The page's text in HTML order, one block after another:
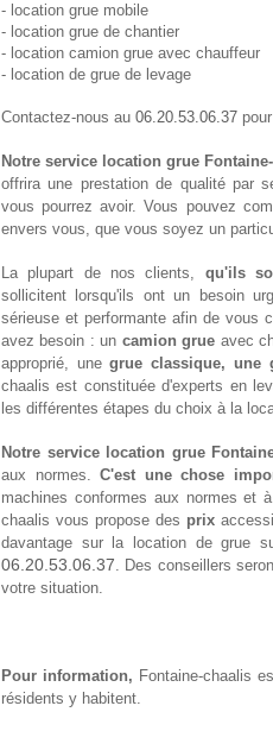
- location grue mobile
- location grue de chantier
- location camion grue avec chauffeur
- location de grue de levage
Contactez-nous au 06.20.53.06.37
Notre service location grue
offrira une prestation de qualité par
vous pourrez avoir. Vous pouvez
envers vous, que vous soyez un
La plupart de nos clients, qu'ils
sollicitent lorsqu'ils ont un besoin
sérieuse et performante afin de vous
avez besoin : un camion grue avec
approprié, unegrue classique, une
chaalis est constituée d'experts en
les différentes étapes du choix à la
Notre service location grue
aux normes.C'est une chose
machines conformes aux normes et
chaalis vous propose des prix
davantage sur la location de grue
06.20.53.06.37. Des conseillers
votre situation.
Pour information, Fontaine-chaalis
résidents y habitent.